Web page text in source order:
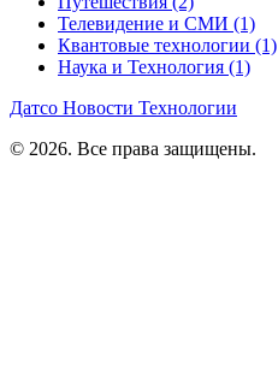
Телевидение и СМИ (1)
Квантовые технологии (1)
Наука и Технология (1)
Датсо Новости Технологии
© 2026. Все права защищены.